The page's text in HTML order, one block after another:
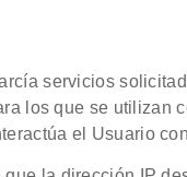
servicios
los que se utilizan
el Usuario